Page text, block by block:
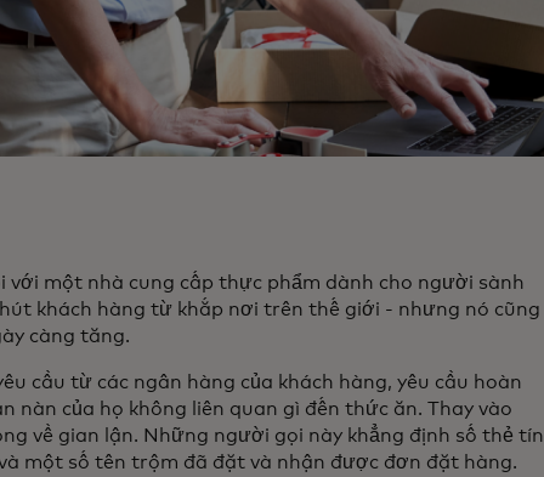
với một nhà cung cấp thực phẩm dành cho người sành
khách hàng từ khắp nơi trên thế giới - nhưng nó cũng
càng tăng.
cầu từ các ngân hàng của khách hàng, yêu cầu hoàn
nàn của họ không liên quan gì đến thức ăn. Thay vào
về gian lận. Những người gọi này khẳng định số thẻ tín
một số tên trộm đã đặt và nhận được đơn đặt hàng.